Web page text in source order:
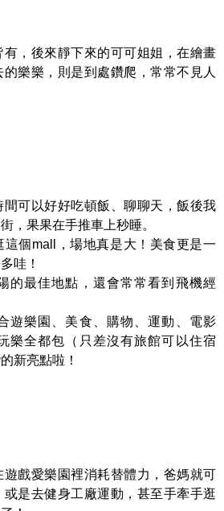
，後來靜下來的可可姐姐，在繪畫
樂樂，則是到處鑽爬，常常不見人
可以好好吃頓飯、聊聊天，飯後我
，果果在手推車上秒睡。
個mall，場地真是大！美食更是一
哇！
的最佳地點，還會常常看到飛機經
遊樂園、美食、購物、運動、電影
樂全都包（只差沒有旅館可以住宿
新亮點啦！
戲愛樂園裡消耗替體力，爸媽就可
或是去健身工廠運動，甚至手牽手逛